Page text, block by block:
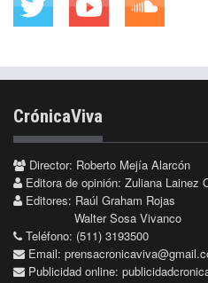
CrónicaViva
Director: Roberto Mejía Alarcón
Editora de opinión: Zuliana Lainez
Editores: Raúl Graham Rojas
Walter Sosa Vivanco
Teléfono: (511) 3193500
Email:
Publicidad online: